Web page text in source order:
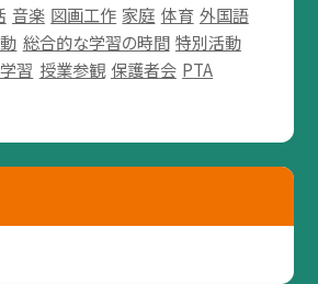
音楽 図画工作 家庭 体育 外国語
総合的な学習の時間 特別活動
習 授業参観 保護者会 PTA